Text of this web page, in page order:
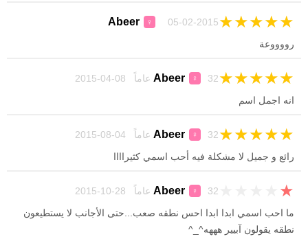
Abeer ♀ 05-02-2015 ★
★
★
★
★
رووووعة
Abeer ♀ 32 عاماً 08-04-2015 ★
★
★
★
★
انه اجمل اسم
Abeer ♀ 32 عاماً 04-08-2015 ★
★
★
★
★
رائع و جميل لا مشكلة فيه أحب اسمي كثيراااا
Abeer ♀ 32 عاماً 28-10-2015 ★
ما احب اسمي ابدا ابدا احس نطقه صعب...حتى الأجانب لا يستطيعون
نطقه يقولون آبيير هههه^_^